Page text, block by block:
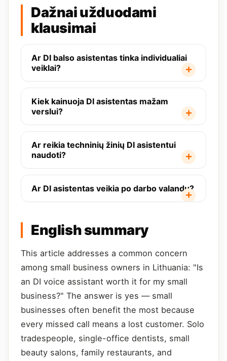
Dažnai užduodami
klausimai
Ar DI balso asistentas tinka individualiai
veiklai?
Kiek kainuoja DI asistentas mažam
verslui?
Ar reikia techninių žinių DI asistentui
naudoti?
Ar DI asistentas veikia po darbo valandų?
English summary
This article addresses a common concern
among small business owners in Lithuania: "Is
an DI voice assistant worth it for my small
business?" The answer is yes — small
businesses often benefit the most because
every missed call means a lost customer. Solo
tradespeople, single-office dentists, small
beauty salons, family restaurants, and